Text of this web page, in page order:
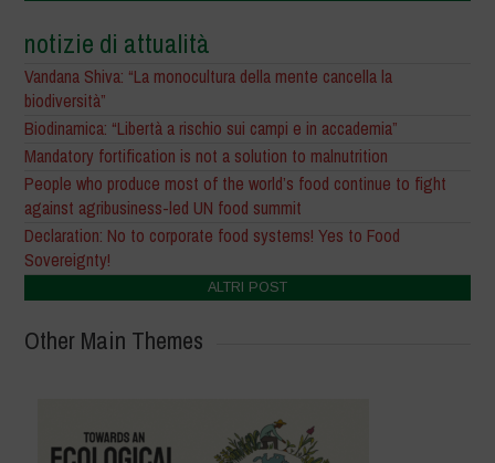
notizie di attualità
Vandana Shiva: “La monocultura della mente cancella la
biodiversità”
Biodinamica: “Libertà a rischio sui campi e in accademia”
Mandatory fortification is not a solution to malnutrition
People who produce most of the world’s food continue to fight
against agribusiness-led UN food summit
Declaration: No to corporate food systems! Yes to Food
Sovereignty!
ALTRI POST
Other Main Themes